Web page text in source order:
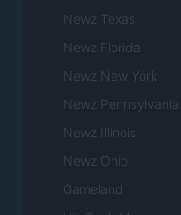
Newz Texas
Newz Florida
Newz New York
Newz Pennsylvania
Newz Illinois
Newz Ohio
Gameland